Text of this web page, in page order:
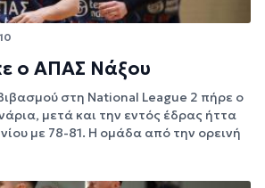
ο ΑΠΑΣ Νάξου
στη National League 2 πήρε ο
μετά και την εντός έδρας ήττα
με 78-81. Η ομάδα από την ορεινή